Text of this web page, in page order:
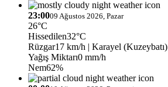
23:0009 Ağustos 2026, Pazar
26°C
Hissedilen32°C
Rüzgar17 km/h | Karayel (Kuzeybatı)
Yağış Miktarı0 mm/h
Nem62%